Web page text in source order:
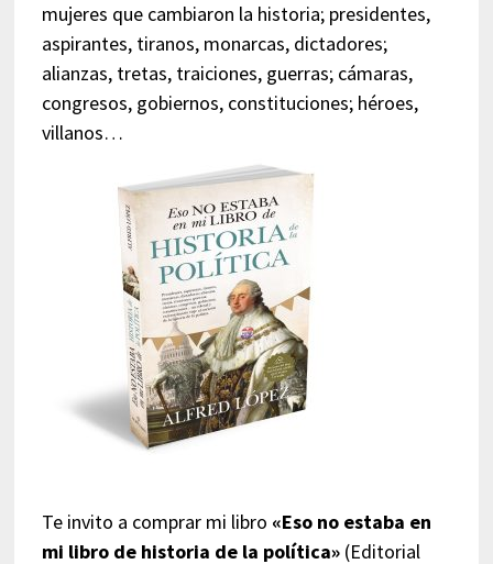
mujeres que cambiaron la historia; presidentes,
aspirantes, tiranos, monarcas, dictadores;
alianzas, tretas, traiciones, guerras; cámaras,
congresos, gobiernos, constituciones; héroes,
villanos…
Te invito a comprar mi libro «Eso no estaba en
mi libro de historia de la política»(Editorial